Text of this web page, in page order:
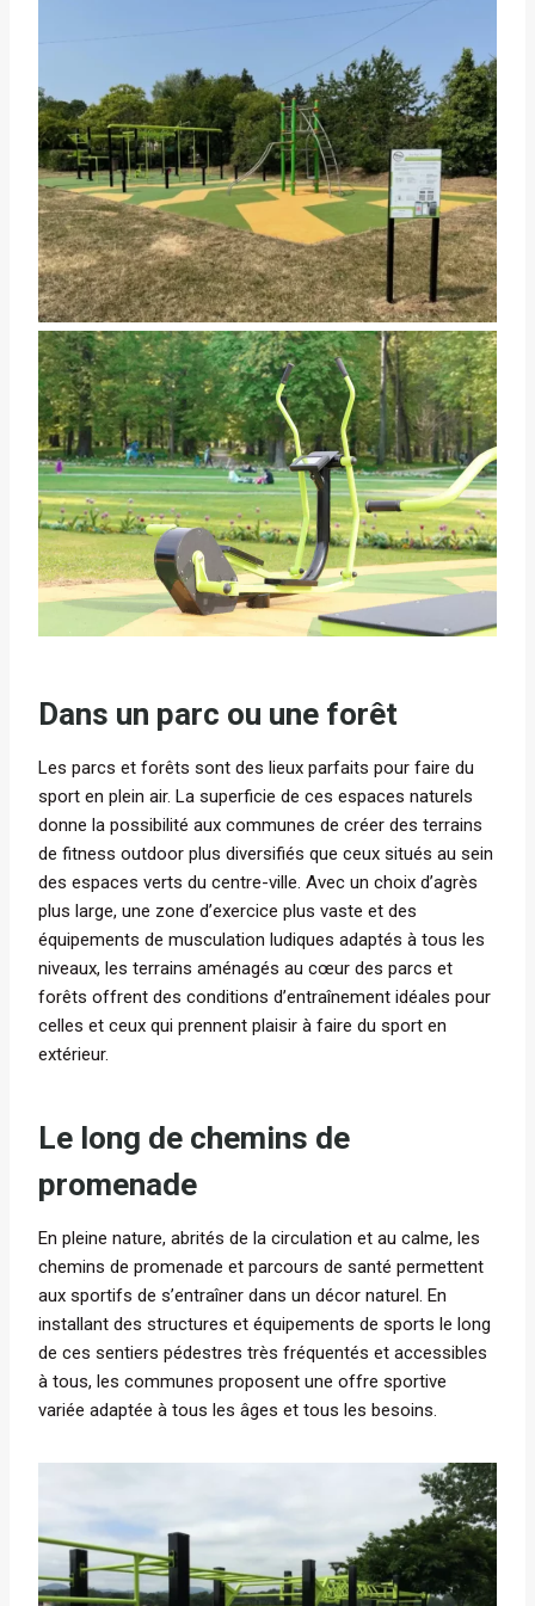
Dans un parc ou une forêt
Les parcs et forêts sont des lieux parfaits pour faire du
sport en plein air. La superficie de ces espaces naturels
donne la possibilité aux communes de créer des terrains
de fitness outdoor plus diversifiés que ceux situés au sein
des espaces verts du centre-ville. Avec un choix d’agrès
plus large, une zone d’exercice plus vaste et des
équipements de musculation ludiques adaptés à tous les
niveaux, les terrains aménagés au cœur des parcs et
forêts offrent des conditions d’entraînement idéales pour
celles et ceux qui prennent plaisir à faire du sport en
extérieur.
Le long de chemins de
promenade
En pleine nature, abrités de la circulation et au calme, les
chemins de promenade et parcours de santé permettent
aux sportifs de s’entraîner dans un décor naturel. En
installant des structures et équipements de sports le long
de ces sentiers pédestres très fréquentés et accessibles
à tous, les communes proposent une offre sportive
variée adaptée à tous les âges et tous les besoins.